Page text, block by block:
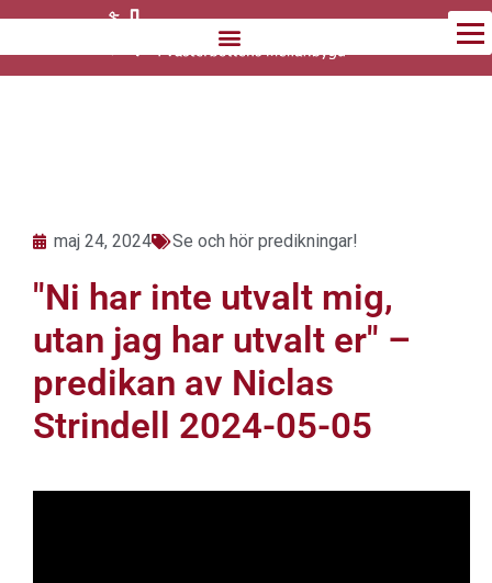
innehåll
maj 24, 2024 Se och hör predikningar!
"Ni har inte utvalt mig,
utan jag har utvalt er" –
predikan av Niclas
Strindell 2024-05-05